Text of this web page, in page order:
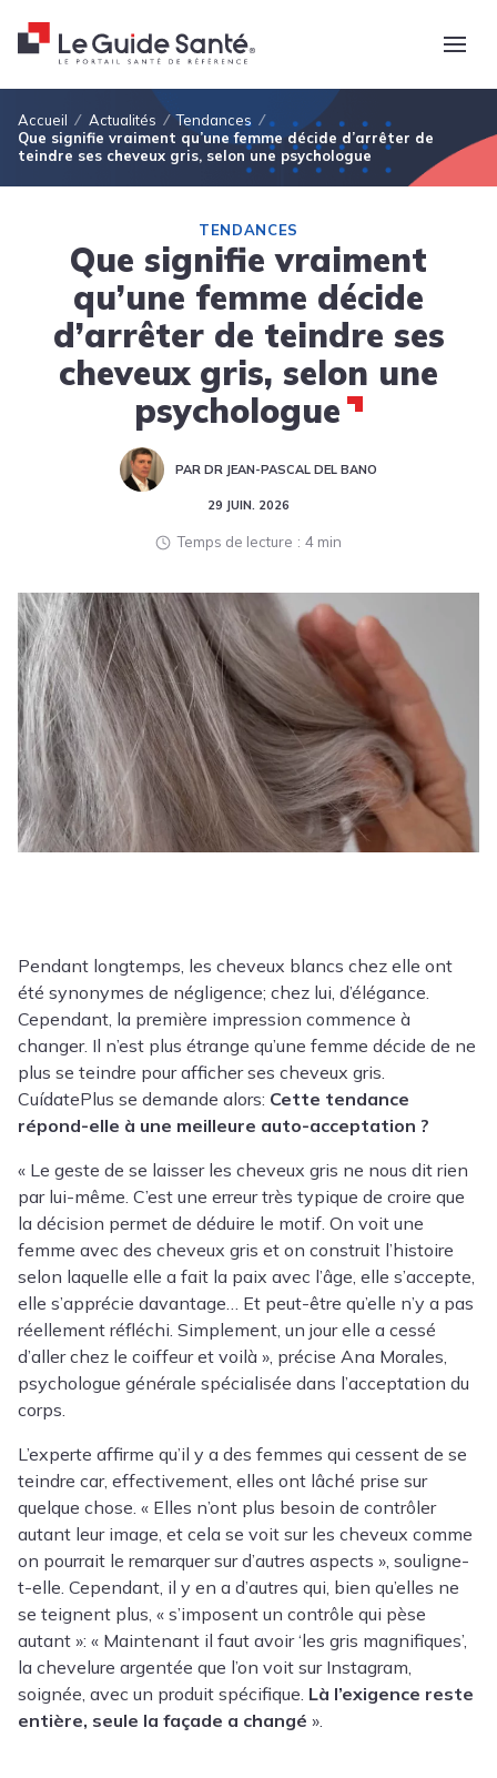
Fil d'Ariane
Accueil Actualités
Tendances
Que signifie vraiment qu’une femme décide d’arrêter de
teindre ses cheveux gris, selon une psychologue
TENDANCES
Que signifie vraiment
qu’une femme décide
d’arrêter de teindre ses
cheveux gris, selon une
psychologue
PAR DR JEAN-PASCAL DEL BANO
29 JUIN. 2026
Temps de lecture 4 min
Pendant longtemps, les cheveux blancs chez elle ont
été synonymes de négligence; chez lui, d’élégance.
Cependant, la première impression commence à
changer. Il n’est plus étrange qu’une femme décide de ne
plus se teindre pour afficher ses cheveux gris.
CuídatePlus se demande alors: Cette tendance
répond-elle à une meilleure auto-acceptation ?
« Le geste de se laisser les cheveux gris ne nous dit rien
par lui-même. C’est une erreur très typique de croire que
la décision permet de déduire le motif. On voit une
femme avec des cheveux gris et on construit l’histoire
selon laquelle elle a fait la paix avec l’âge, elle s’accepte,
elle s’apprécie davantage… Et peut-être qu’elle n’y a pas
réellement réfléchi. Simplement, un jour elle a cessé
d’aller chez le coiffeur et voilà », précise Ana Morales,
psychologue générale spécialisée dans l’acceptation du
corps.
L’experte affirme qu’il y a des femmes qui cessent de se
teindre car, effectivement, elles ont lâché prise sur
quelque chose. « Elles n’ont plus besoin de contrôler
autant leur image, et cela se voit sur les cheveux comme
on pourrait le remarquer sur d’autres aspects », souligne-
t-elle. Cependant, il y en a d’autres qui, bien qu’elles ne
se teignent plus, « s’imposent un contrôle qui pèse
autant »: « Maintenant il faut avoir ‘les gris magnifiques’,
la chevelure argentée que l’on voit sur Instagram,
soignée, avec un produit spécifique. Là l’exigence reste
entière, seule la façade a changé ».